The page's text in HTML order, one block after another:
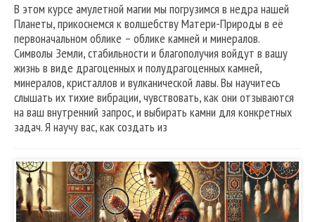
В этом курсе амулетной магии мы погрузимся в недра нашей
Планеты, прикоснемся к волшебству Матери-Природы в её
первоначальном облике – облике камней и минералов.
Символы Земли, стабильности и благополучия войдут в вашу
жизнь в виде драгоценных и полудрагоценных камней,
минералов, кристаллов и вулканической лавы. Вы научитесь
слышать их тихие вибрации, чувствовать, как они отзываются
на ваш внутренний запрос, и выбирать камни для конкретных
задач. Я научу вас, как создать из